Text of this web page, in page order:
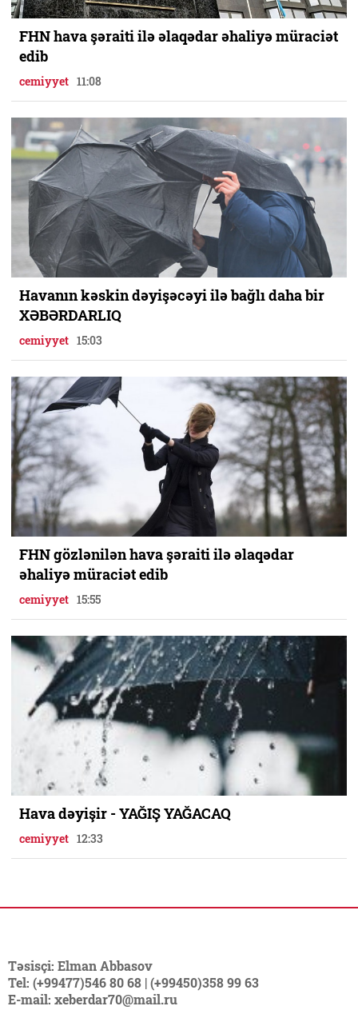
FHN hava şəraiti ilə əlaqədar əhaliyə müraciət
edib
cemiyyet 11:08
Havanın kəskin dəyişəcəyi ilə bağlı daha bir
XƏBƏRDARLIQ
cemiyyet 15:03
FHN gözlənilən hava şəraiti ilə əlaqədar
əhaliyə müraciət edib
cemiyyet 15:55
Hava dəyişir - YAĞIŞ YAĞACAQ
cemiyyet 12:33
Təsisçi: Elman Abbasov
Tel: (+99477)546 80 68 | (+99450)358 99 63
E-mail: xeberdar70@mail.ru